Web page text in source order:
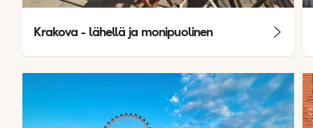
Krakova - lähellä ja monipuolinen